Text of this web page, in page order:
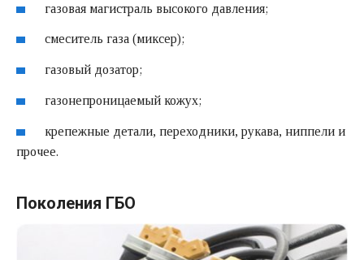
газовая магистраль высокого давления;
смеситель газа (миксер);
газовый дозатор;
газонепроницаемый кожух;
крепежные детали, переходники, рукава, ниппели и
прочее.
Поколения ГБО